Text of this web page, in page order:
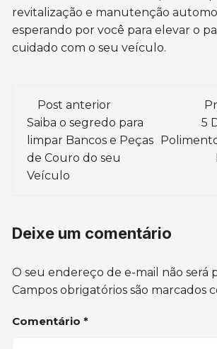
revitalização e manutenção
esperando por você para elevar o
cuidado com o seu veículo.
Navegação
de
post
Post anterior
Saiba o segredo para
limpar Bancos e Peças
de Couro do seu
Veículo
5
Deixe um comentário
O seu endereço de e-mail não será
Campos obrigatórios são marcados
Comentário*